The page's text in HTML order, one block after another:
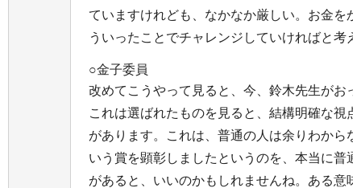
ていますけれども、なかなか厳しい。お金を
ういったことでチャレンジしていければと考
○金子委員
改めてこうやって見ると、今、鈴木先生がお
これは選ばれたものを見ると、結構明確な視
があります。これは、普通の人は余りわから
いう賞を顕彰しましたというのを、本当に普
があると、いいのかもしれませんね。ある意